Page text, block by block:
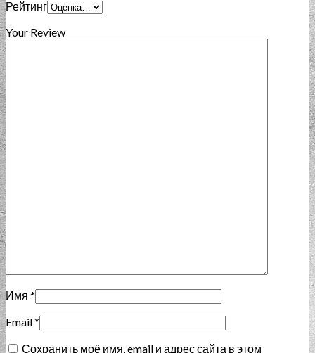
Рейтинг
Your Review
Имя *
Email*
Сохранить моё имя, email и адрес сайта в этом